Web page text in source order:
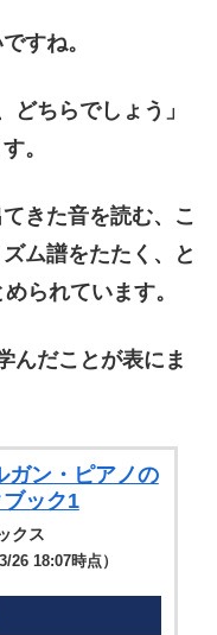
すね。
どちらでしょう」
。
きた音を読む、こ
ム譜をたたく、と
られています。
んだことが表にま
ガン・ピアノの
ック1
クス
26 18:07時点）